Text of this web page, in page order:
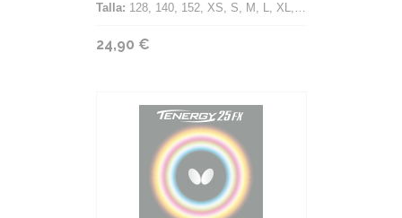
Talla: 128, 140, 152, XS, S, M, L, XL, 2XL, 3XL, 4XL
24,90 €